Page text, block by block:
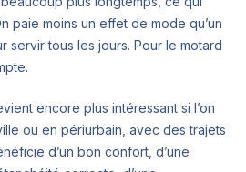
paie moins un effet de mode qu’un
servir tous les jours. Pour le motard
encore plus intéressant si l’on
ou en périurbain, avec des trajets
d’un bon confort, d’une